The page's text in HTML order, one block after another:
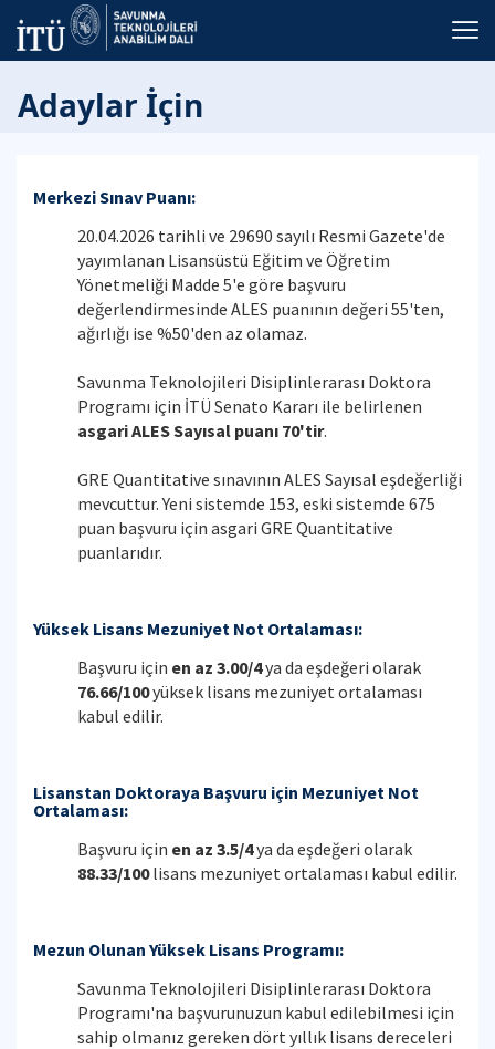
Adaylar İçin
Merkezi Sınav Puanı:
20.04.2026 tarihli ve 29690 sayılı Resmi Gazete'de
yayımlanan Lisansüstü Eğitim ve Öğretim
Yönetmeliği Madde 5'e göre başvuru
değerlendirmesinde ALES puanının değeri 55'ten,
ağırlığı ise %50'den az olamaz.
Savunma Teknolojileri Disiplinlerarası Doktora
Programı için İTÜ Senato Kararı ile belirlenen
asgari ALES Sayısal puanı 70'tir.
GRE Quantitative sınavının ALES Sayısal eşdeğerliği
mevcuttur. Yeni sistemde 153, eski sistemde 675
puan başvuru için asgari GRE Quantitative
puanlarıdır.
Yüksek Lisans Mezuniyet Not Ortalaması:
Başvuru için en az 3.00/4ya da eşdeğeri olarak
76.66/100yüksek lisans mezuniyet ortalaması
kabul edilir.
Lisanstan Doktoraya Başvuru için Mezuniyet Not
Ortalaması:
Başvuru için en az 3.5/4ya da eşdeğeri olarak
88.33/100lisans mezuniyet ortalaması kabul edilir.
Mezun Olunan Yüksek Lisans Programı:
Savunma Teknolojileri Disiplinlerarası Doktora
Programı'na başvurunuzun kabul edilebilmesi için
sahip olmanız gereken dört yıllık lisans dereceleri